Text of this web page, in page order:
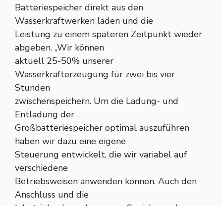
Batteriespeicher direkt aus den
Wasserkraftwerken laden und die
Leistung zu einem späteren Zeitpunkt wieder
abgeben. „Wir können
aktuell 25-50% unserer
Wasserkrafterzeugung für zwei bis vier
Stunden
zwischenspeichern. Um die Ladung- und
Entladung der
Großbatteriespeicher optimal auszuführen
haben wir dazu eine eigene
Steuerung entwickelt, die wir variabel auf
verschiedene
Betriebsweisen anwenden können. Auch den
Anschluss und die